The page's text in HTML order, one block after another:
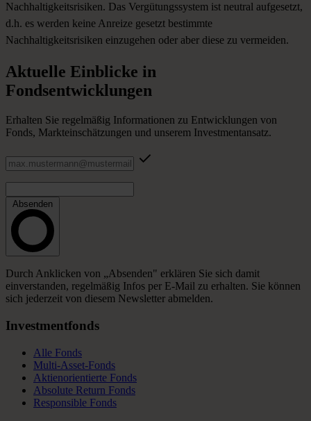
Nachhaltigkeitsrisiken. Das Vergütungssystem ist neutral aufgesetzt,
d.h. es werden keine Anreize gesetzt bestimmte
Nachhaltigkeitsrisiken einzugehen oder aber diese zu vermeiden.
Aktuelle Einblicke in
Fondsentwicklungen
Erhalten Sie regelmäßig Informationen zu Entwicklungen von
Fonds, Markteinschätzungen und unserem Investmentansatz.
Absenden
Durch Anklicken von „Absenden" erklären Sie sich damit
einverstanden, regelmäßig Infos per E-Mail zu erhalten. Sie können
sich jederzeit von diesem Newsletter abmelden.
Investmentfonds
Alle Fonds
Multi-Asset-Fonds
Aktienorientierte Fonds
Absolute Return Fonds
Responsible Fonds